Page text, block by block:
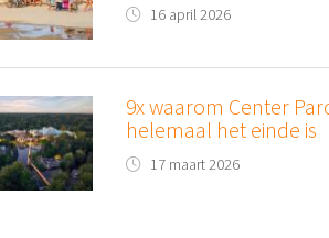
16 april 2026
9x waarom Center
helemaal het einde is
17 maart 2026